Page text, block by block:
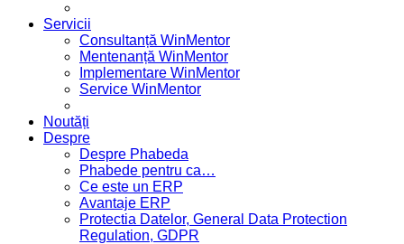
Servicii
Consultanță WinMentor
Mentenanță WinMentor
Implementare WinMentor
Service WinMentor
Noutăți
Despre
Despre Phabeda
Phabede pentru ca…
Ce este un ERP
Avantaje ERP
Protectia Datelor, General Data Protection
Regulation, GDPR